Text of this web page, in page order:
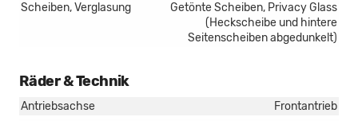
Scheiben, Verglasung
Getönte Scheiben, Privacy Glass
(Heckscheibe und hintere
Seitenscheiben abgedunkelt)
Räder & Technik
Antriebsachse
Frontantrieb